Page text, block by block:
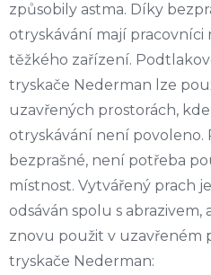
způsobily astma. Díky
otryskávání mají
těžkého zařízení.
tryskače Nederman lze
uzavřených prostorách,
otryskávání není povoleno.
bezprašné, není potřeba
místnost. Vytvářený prach
odsáván spolu s abrazivem,
znovu použit v uzavřeném
tryskače Nederman: